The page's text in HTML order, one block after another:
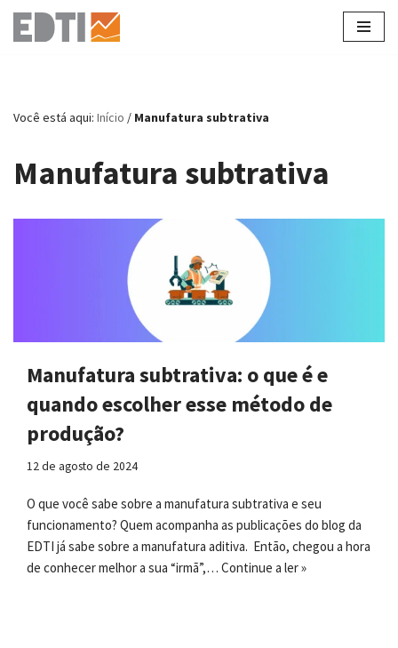
Pular
conteúdo
Você está aqui: Início / Manufatura subtrativa
Manufatura subtrativa
Manufatura subtrativa: o que é e
quando escolher esse método de
produção?
12 de agosto de 2024
O que você sabe sobre a manufatura subtrativa e seu
funcionamento? Quem acompanha as publicações do blog da
EDTI já sabe sobre a manufatura aditiva. Então, chegou a hora
de conhecer melhor a sua “irmã”,… Continue a ler »